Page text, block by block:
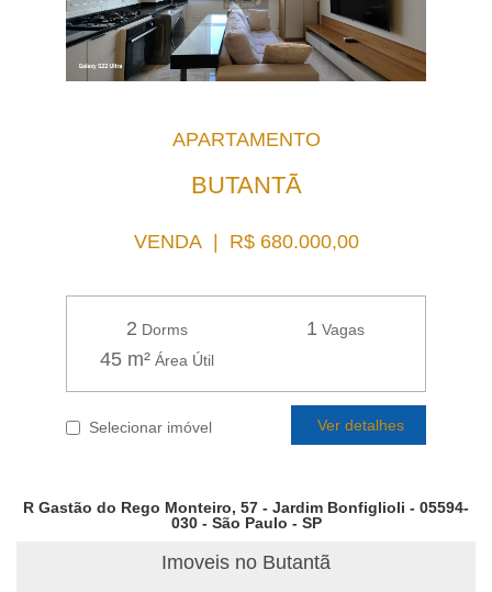
APARTAMENTO
BUTANTÃ
VENDA | R$ 680.000,00
2 Dorms 1 Vagas
45 m²Área Útil
Selecionar imóvel Ver detalhes
R Gastão do Rego Monteiro, 57 - Jardim Bonfiglioli - 05594-
030 - São Paulo - SP
Imoveis no Butantã